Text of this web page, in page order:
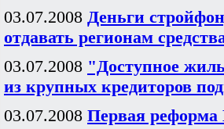
03.07.2008 Деньги
отдавать регионам
03.07.2008 "Доступное
из крупных кредиторов
03.07.2008 Первая реформа